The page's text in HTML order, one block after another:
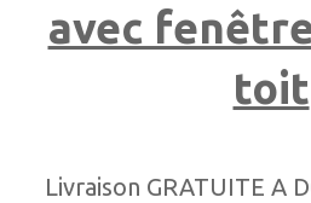
avec
toit
Livraison GRATUITE A